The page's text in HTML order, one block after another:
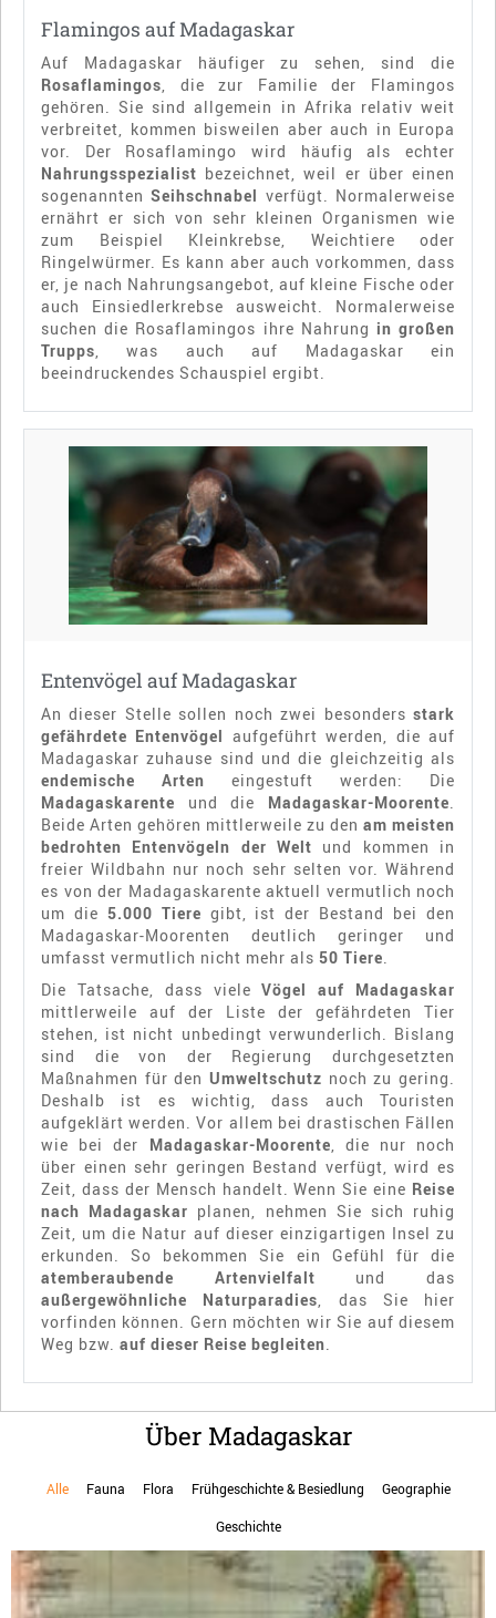
Flamingos auf Madagaskar
Auf Madagaskar häufiger zu sehen, sind die
Rosaflamingos, die zur Familie der Flamingos
gehören. Sie sind allgemein in Afrika relativ weit
verbreitet, kommen bisweilen aber auch in Europa
vor. Der Rosaflamingo wird häufig als echter
Nahrungsspezialist bezeichnet, weil er über einen
sogenanntenSeihschnabel verfügt. Normalerweise
ernährt er sich von sehr kleinen Organismen wie
zum Beispiel Kleinkrebse, Weichtiere oder
Ringelwürmer. Es kann aber auch vorkommen, dass
er, je nach Nahrungsangebot, auf kleine Fische oder
auch Einsiedlerkrebse ausweicht. Normalerweise
suchen die Rosaflamingos ihre Nahrung in großen
Trupps, was auch auf Madagaskar ein
beeindruckendes Schauspiel ergibt.
Entenvögel auf Madagaskar
An dieser Stelle sollen noch zwei besonders stark
gefährdete Entenvögel aufgeführt werden, die auf
Madagaskar zuhause sind und die gleichzeitig als
endemische Arten eingestuft werden: Die
Madagaskarente und die Madagaskar-Moorente.
Beide Arten gehören mittlerweile zu den am meisten
bedrohten Entenvögeln der Welt und kommen in
freier Wildbahn nur noch sehr selten vor. Während
es von der Madagaskarente aktuell vermutlich noch
um die 5.000 Tiere gibt, ist der Bestand bei den
Madagaskar-Moorenten deutlich geringer und
umfasst vermutlich nicht mehr als 50 Tiere.
Die Tatsache, dass vieleVögel auf Madagaskar
mittlerweile auf der Liste der gefährdeten Tier
stehen, ist nicht unbedingt verwunderlich. Bislang
sind die von der Regierung durchgesetzten
Maßnahmen für den Umweltschutz noch zu gering.
Deshalb ist es wichtig, dass auch Touristen
aufgeklärt werden. Vor allem bei drastischen Fällen
wie bei der Madagaskar-Moorente, die nur noch
über einen sehr geringen Bestand verfügt, wird es
Zeit, dass der Mensch handelt. Wenn Sie eine Reise
nach Madagaskar planen, nehmen Sie sich ruhig
Zeit, um die Natur auf dieser einzigartigen Insel zu
erkunden. So bekommen Sie ein Gefühl für die
atemberaubende Artenvielfalt und das
außergewöhnliche Naturparadies, das Sie hier
vorfinden können. Gern möchten wir Sie auf diesem
Weg bzw. auf dieser Reise begleiten.
Über Madagaskar
Alle Fauna Flora Frühgeschichte & Besiedlung Geographie
Geschichte